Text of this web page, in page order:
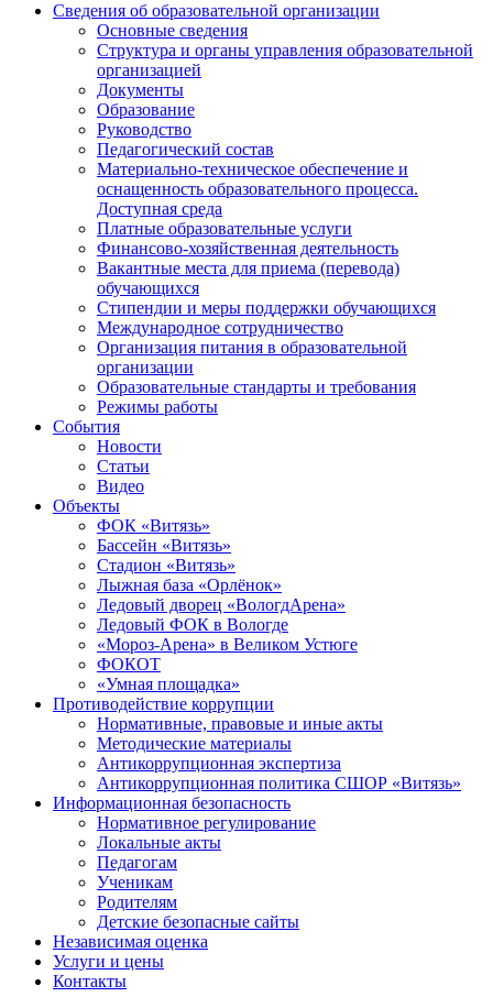
Сведения об образовательной организации
Основные сведения
Структура и органы управления образовательной
организацией
Документы
Образование
Руководство
Педагогический состав
Материально-техническое обеспечение и
оснащенность образовательного процесса.
Доступная среда
Платные образовательные услуги
Финансово-хозяйственная деятельность
Вакантные места для приема (перевода)
обучающихся
Стипендии и меры поддержки обучающихся
Международное сотрудничество
Организация питания в образовательной
организации
Образовательные стандарты и требования
Режимы работы
События
Новости
Статьи
Видео
Объекты
ФОК «Витязь»
Бассейн «Витязь»
Стадион «Витязь»
Лыжная база «Орлёнок»
Ледовый дворец «ВологдАрена»
Ледовый ФОК в Вологде
«Мороз-Арена» в Великом Устюге
ФОКОТ
«Умная площадка»
Противодействие коррупции
Нормативные, правовые и иные акты
Методические материалы
Антикоррупционная экспертиза
Антикоррупционная политика СШОР «Витязь»
Информационная безопасность
Нормативное регулирование
Локальные акты
Педагогам
Ученикам
Родителям
Детские безопасные сайты
Независимая оценка
Услуги и цены
Контакты